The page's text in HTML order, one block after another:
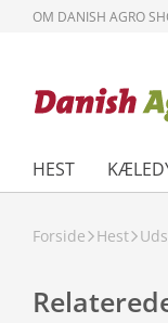
OM DANISH AGRO
HEST
Forside Hest